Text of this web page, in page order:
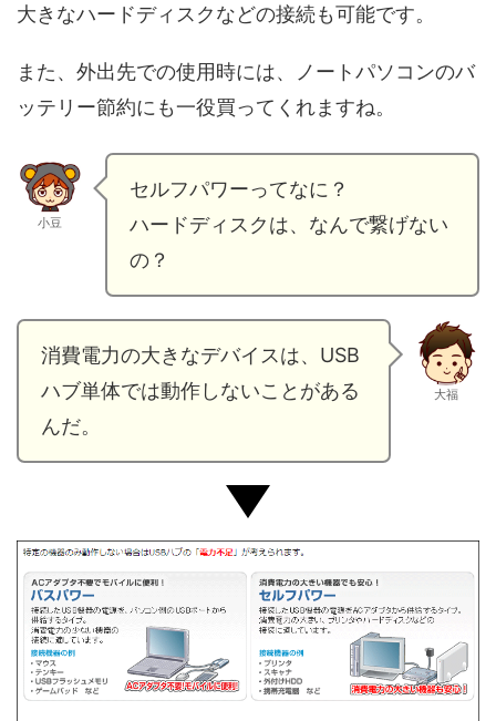
大きなハードディスクなどの接続も可能です。
また、外出先での使用時には、ノートパソコンのバ
ッテリー節約にも一役買ってくれますね。
小豆
セルフパワーってなに？
ハードディスクは、なんで繋げない
の？
消費電力の大きなデバイスは、USB
ハブ単体では動作しないことがある
んだ。
大福